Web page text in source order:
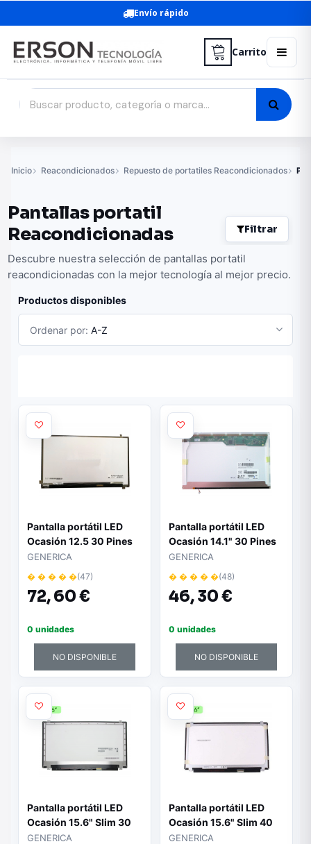
Envío rápido
Carrito
Inicio Reacondicionados Repuesto de portatiles Reacondicionados
Pantallas portatil
Reacondicionadas
Filtrar
Descubre nuestra selección de pantallas portatil
reacondicionadas con la mejor tecnología al mejor precio.
Productos disponibles
Ordenar por: A-Z
Pantalla portátil LED
Ocasión 12.5 30 Pines
Mate
GENERICA
� � � � �(47)
72,60 €
0 unidades
NO DISPONIBLE
Pantalla portátil LED
Ocasión 14.1" 30 Pines
Mate
GENERICA
� � � � �(48)
46,30 €
0 unidades
NO DISPONIBLE
Pantalla portátil LED
Ocasión 15.6" Slim 30
Pines Mate
GENERICA
Pantalla portátil LED
Ocasión 15.6" Slim 40
Pines Full HD Mate
GENERICA